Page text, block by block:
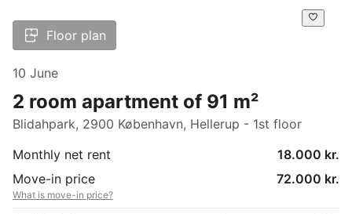
Floor plan
10 June
2 room apartment of 91 m²
Blidahpark, 2900 København, Hellerup - 1st floor
Monthly net rent
18.000 kr.
Move-in price
72.000 kr.
What is move-in price?